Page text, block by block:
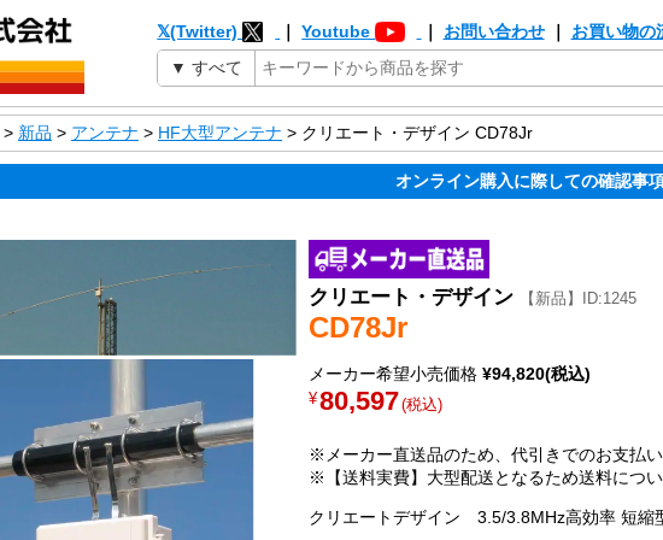
𝕏(Twitter) ｜Youtube ｜ お問い合わせ｜ お買い物の
> 新品 > アンテナ > HF大型アンテナ > クリエート・デザイン CD78Jr
オンライン購入に際しての確認事
クリエート・デザイン 【新品】ID:1245
CD78Jr
メーカー希望小売価格 ¥94,820(税込)
¥80,597(税込)
※メーカー直送品のため、代引きでのお支払
※【送料実費】大型配送となるため送料につ
クリエートデザイン 3.5/3.8MHz高効率 短縮